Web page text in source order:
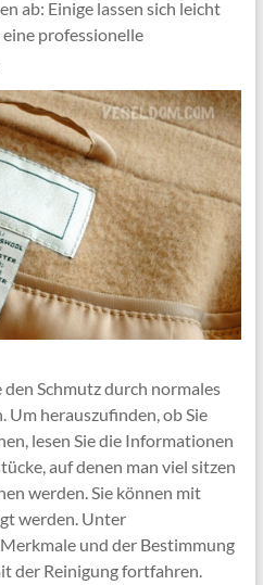
ab: Einige lassen sich leicht
professionelle
Schmutz durch normales
Um herauszufinden, ob Sie
lesen Sie die Informationen
auf denen man viel sitzen
werden. Sie können mit
werden. Unter
und der Bestimmung
der Reinigung fortfahren.